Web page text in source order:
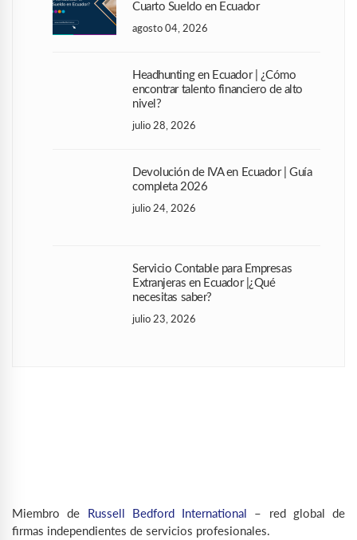
Cuarto Sueldo en Ecuador
agosto 04, 2026
Headhunting en Ecuador | ¿Cómo
encontrar talento financiero de alto
nivel?
julio 28, 2026
Devolución de IVA en Ecuador | Guía
completa 2026
julio 24, 2026
Servicio Contable para Empresas
Extranjeras en Ecuador |¿Qué
necesitas saber?
julio 23, 2026
Miembro de Russell Bedford International – red global de
firmas independientes de servicios profesionales.